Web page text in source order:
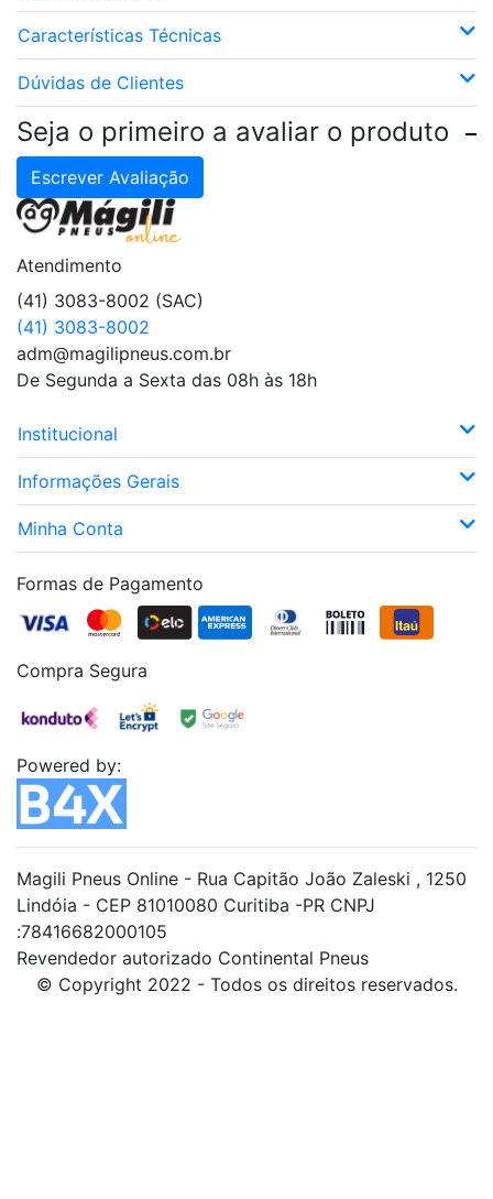
Características Técnicas
Dúvidas de Clientes
Seja o primeiro a avaliar o produto
Escrever Avaliação
Atendimento
(41) 3083-8002 (SAC)
(41) 3083-8002
adm@magilipneus.com.br
De Segunda a Sexta das 08h às 18h
Institucional
Informações Gerais
Minha Conta
Formas de Pagamento
Compra Segura
Powered by:
Magili Pneus Online - Rua Capitão João Zaleski , 1250
Lindóia - CEP 81010080 Curitiba -PR CNPJ
:78416682000105
Revendedor autorizado Continental Pneus
© Copyright 2022 - Todos os direitos reservados.